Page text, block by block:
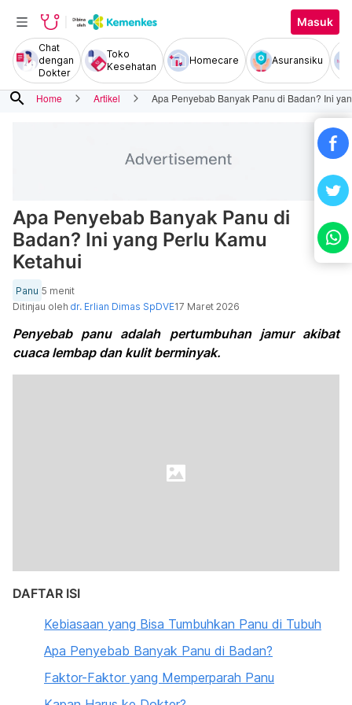
Masuk
Chat
dengan
Dokter
Toko
Kesehatan
Homecare Asuransiku
search Home Artikel Apa Penyebab Banyak Panu di Badan? Ini
Apa Penyebab Banyak Panu di
Badan? Ini yang Perlu Kamu
Ketahui
Panu 5 menit
Ditinjau oleh dr. Erlian Dimas SpDVE17 Maret 2026
Penyebab panu adalah pertumbuhan jamur akibat
cuaca lembap dan kulit berminyak.
DAFTAR ISI
Kebiasaan yang Bisa Tumbuhkan Panu di Tubuh
Apa Penyebab Banyak Panu di Badan?
Faktor-Faktor yang Memperparah Panu